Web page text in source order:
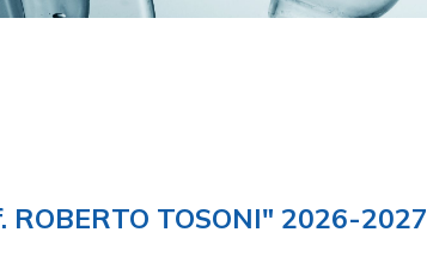
ROBERTO TOSONI" 2026-2027